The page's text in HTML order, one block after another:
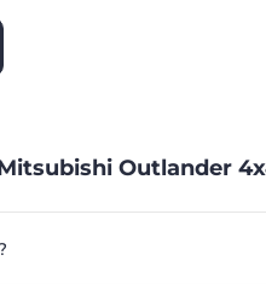
Outlander